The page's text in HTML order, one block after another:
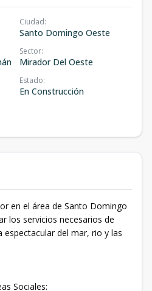
Ciudad:
Santo Domingo Oeste
Sector:
Mirador Del Oeste
Estado:
En Construcción
en el área de Santo Domingo
los servicios necesarios de
del mar, rio y las
Sociales: